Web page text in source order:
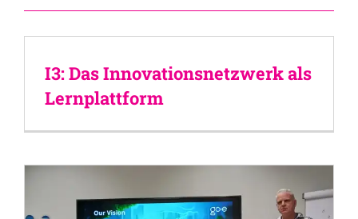
I3: Das Innovationsnetzwerk als
Lernplattform